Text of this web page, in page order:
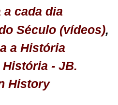
cada dia
Século (vídeos),
a História
História - JB.
History